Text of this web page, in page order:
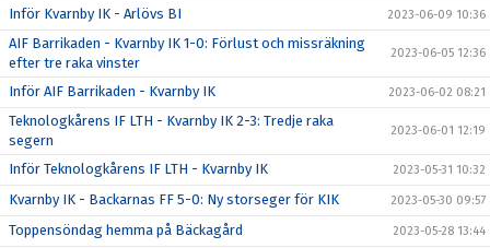
Inför Kvarnby IK - Arlövs BI 2023-06-09 10:36
AIF Barrikaden - Kvarnby IK 1-0: Förlust och missräkning
efter tre raka vinster
2023-06-05 12:36
Inför AIF Barrikaden - Kvarnby IK 2023-06-02 08:21
Teknologkårens IF LTH - Kvarnby IK 2-3: Tredje raka
segern
2023-06-01 12:19
Inför Teknologkårens IF LTH - Kvarnby IK 2023-05-31 10:32
Kvarnby IK - Backarnas FF 5-0: Ny storseger för KIK 2023-05-30 09:57
Toppensöndag hemma på Bäckagård 2023-05-28 13:44